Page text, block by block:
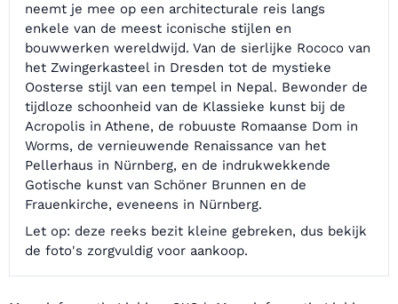
neemt je mee op een architecturale reis langs
enkele van de meest iconische stijlen en
bouwwerken wereldwijd. Van de sierlijke Rococo van
het Zwingerkasteel in Dresden tot de mystieke
Oosterse stijl van een tempel in Nepal. Bewonder de
tijdloze schoonheid van de Klassieke kunst bij de
Acropolis in Athene, de robuuste Romaanse Dom in
Worms, de vernieuwende Renaissance van het
Pellerhaus in Nürnberg, en de indrukwekkende
Gotische kunst van Schöner Brunnen en de
Frauenkirche, eveneens in Nürnberg.
Let op: deze reeks bezit kleine gebreken, dus bekijk
de foto's zorgvuldig voor aankoop.